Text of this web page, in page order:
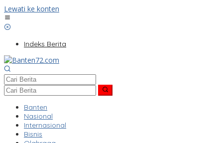
Lewati ke konten
Indeks Berita
Banten
Nasional
Internasional
Bisnis